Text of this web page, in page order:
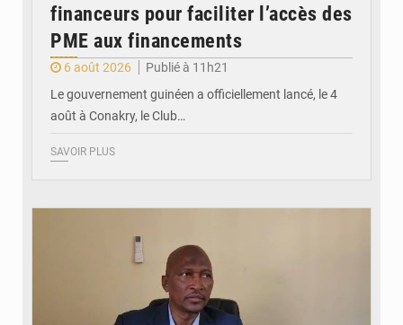
financeurs pour faciliter l’accès des
PME aux financements
6 août 2026
Publié à 11h21
Le gouvernement guinéen a officiellement lancé, le 4
août à Conakry, le Club…
SAVOIR PLUS